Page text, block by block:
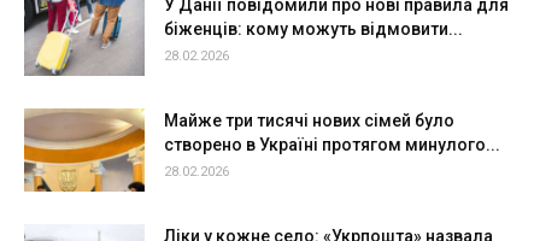
У Данії повідомили про нові правила для
біженців: кому можуть відмовити...
28.02.2026
Майже три тисячі нових сімей було
створено в Україні протягом минулого...
28.02.2026
Ліки у кожне село: «Укрпошта» назвала